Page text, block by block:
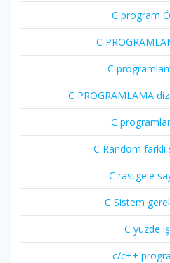
C program
C
C
C PROGRAMLAMA
C
C Random farklı
C rastgele
C Sistem
C yüzde
c/c++